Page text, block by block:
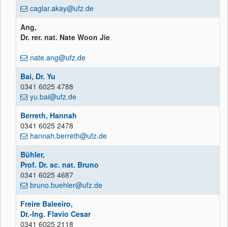
caglar.akay@ufz.de
Ang,
Dr. rer. nat. Nate Woon Jie
nate.ang@ufz.de
Bai, Dr. Yu
0341 6025 4788
yu.bai@ufz.de
Berreth, Hannah
0341 6025 2478
hannah.berreth@ufz.de
Bühler,
Prof. Dr. sc. nat. Bruno
0341 6025 4687
bruno.buehler@ufz.de
Freire Baleeiro,
Dr.-Ing. Flavio Cesar
0341 6025 2118